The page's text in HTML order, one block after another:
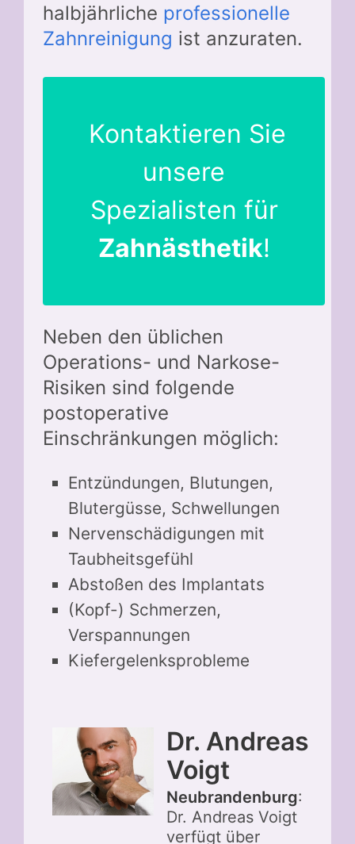
halbjährliche professionelle
Zahnreinigung ist anzuraten.
Kontaktieren Sie
unsere
Spezialisten für
Zahnästhetik!
Neben den üblichen
Operations- und Narkose-
Risiken sind folgende
postoperative
Einschränkungen möglich:
Entzündungen, Blutungen,
Blutergüsse, Schwellungen
Nervenschädigungen mit
Taubheitsgefühl
Abstoßen des Implantats
(Kopf-) Schmerzen,
Verspannungen
Kiefergelenksprobleme
Dr. Andreas
Voigt
Neubrandenburg:
Dr. Andreas Voigt
verfügt über